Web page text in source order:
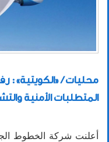
محليات / «الكويتية»:
المتطلبات الأمنية
أعلنت شركة الخطوط